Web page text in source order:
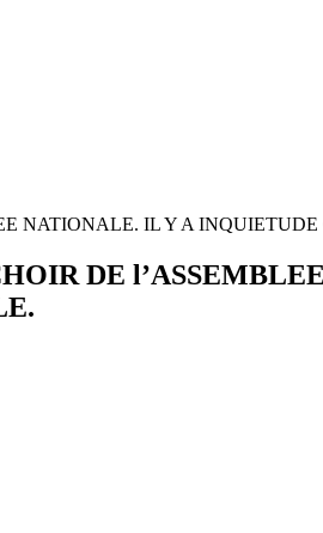
NATIONALE. IL Y A
DE